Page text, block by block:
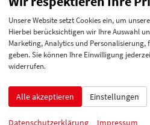
Sitze
Isofix (Kindersitzbefestigung),
Sitzheizung, Isofix Beifahrersitz
Sitze: Lordosenstütze
Infotainment &
Unsere Website setzt Cookies ein, um
Hierbei berücksichtigen wir Ihre Auswahl
Marketing, Analytics und Personalisierung,
geben. Sie können Ihre Einwilligung
widerrufen.
Alle akzeptieren Einstellungen
Datenschutzerklärung Impressum